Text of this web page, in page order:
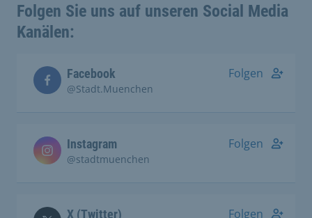
Folgen Sie uns auf unseren Social Media
Kanälen:
Facebook
@Stadt.Muenchen
Folgen
Instagram
@stadtmuenchen
Folgen
X (Twitter) Folgen